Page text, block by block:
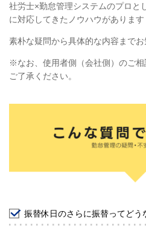
社労士×勤怠管理システムのプロと
に対応してきたノウハウがあります
素朴な疑問から具体的な内容までお
※なお、使用者側（会社側）のご
ご了承ください。
振替休日のさらに振替ってどう